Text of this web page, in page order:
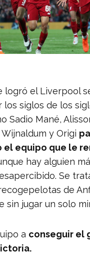
logró el Liverpool
los siglos de los
Sadio Mané,
y Origi
el equipo que le
hay alguien
Se
de
sin jugar un solo
a conseguir el